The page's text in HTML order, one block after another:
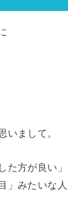
いまして。
た方が良い」
」みたいな人